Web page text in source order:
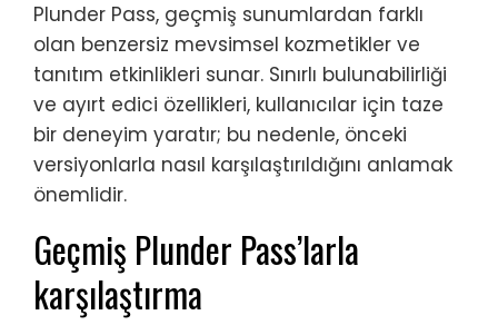
Plunder Pass, geçmiş sunumlardan farklı
olan benzersiz mevsimsel kozmetikler ve
tanıtım etkinlikleri sunar. Sınırlı bulunabilirliği
ve ayırt edici özellikleri, kullanıcılar için taze
bir deneyim yaratır; bu nedenle, önceki
versiyonlarla nasıl karşılaştırıldığını anlamak
önemlidir.
Geçmiş Plunder Pass’larla
karşılaştırma